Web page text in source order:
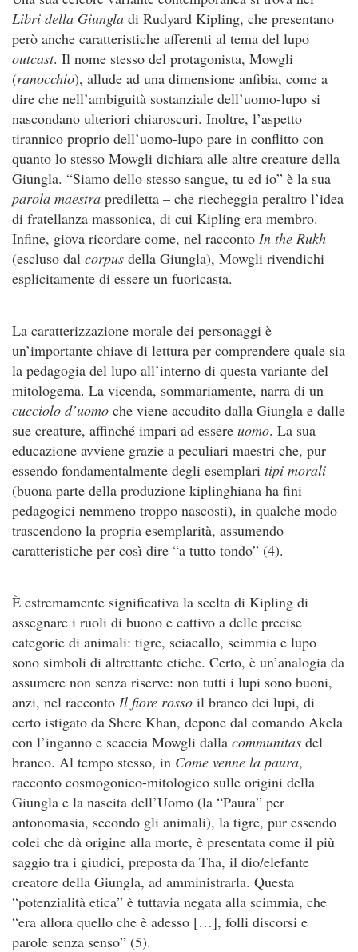
Libri della Giungla di Rudyard Kipling, che presentano
però anche caratteristiche afferenti al tema del lupo
outcast. Il nome stesso del protagonista, Mowgli
(ranocchio), allude ad una dimensione anfibia, come a
dire che nell’ambiguità sostanziale dell’uomo-lupo si
nascondano ulteriori chiaroscuri. Inoltre, l’aspetto
tirannico proprio dell’uomo-lupo pare in conflitto con
quanto lo stesso Mowgli dichiara alle altre creature della
Giungla. “Siamo dello stesso sangue, tu ed io” è la sua
parola maestra prediletta – che riecheggia peraltro l’idea
di fratellanza massonica, di cui Kipling era membro.
Infine, giova ricordare come, nel racconto In the Rukh
(escluso dal corpus della Giungla), Mowgli rivendichi
esplicitamente di essere un fuoricasta.
La caratterizzazione morale dei personaggi è
un’importante chiave di lettura per comprendere quale sia
la pedagogia del lupo all’interno di questa variante del
mitologema. La vicenda, sommariamente, narra di un
cucciolo d’uomo che viene accudito dalla Giungla e dalle
sue creature, affinché impari ad essere uomo. La sua
educazione avviene grazie a peculiari maestri che, pur
essendo fondamentalmente degli esemplari tipi morali
(buona parte della produzione kiplinghiana ha fini
pedagogici nemmeno troppo nascosti), in qualche modo
trascendono la propria esemplarità, assumendo
caratteristiche per così dire “a tutto tondo” (4).
È estremamente significativa la scelta di Kipling di
assegnare i ruoli di buono e cattivo a delle precise
categorie di animali: tigre, sciacallo, scimmia e lupo
sono simboli di altrettante etiche. Certo, è un’analogia da
assumere non senza riserve: non tutti i lupi sono buoni,
anzi, nel racconto Il fiore rosso il branco dei lupi, di
certo istigato da Shere Khan, depone dal comando Akela
con l’inganno e scaccia Mowgli dalla communitas del
branco. Al tempo stesso, in Come venne la paura,
racconto cosmogonico-mitologico sulle origini della
Giungla e la nascita dell’Uomo (la “Paura” per
antonomasia, secondo gli animali), la tigre, pur essendo
colei che dà origine alla morte, è presentata come il più
saggio tra i giudici, preposta da Tha, il dio/elefante
creatore della Giungla, ad amministrarla. Questa
“potenzialità etica” è tuttavia negata alla scimmia, che
“era allora quello che è adesso […], folli discorsi e
parole senza senso” (5).